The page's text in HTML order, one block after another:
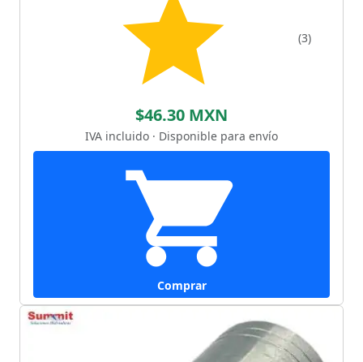
(3)
$46.30 MXN
IVA incluido · Disponible para envío
Comprar